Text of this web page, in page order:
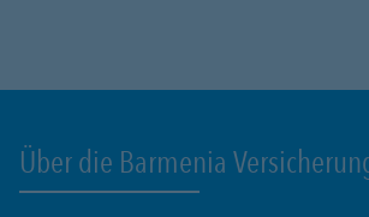
Über die Barmenia